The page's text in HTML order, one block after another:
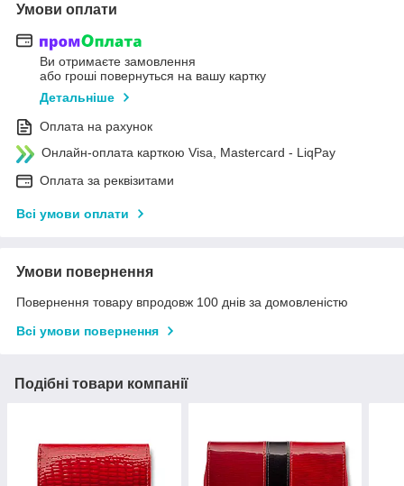
Умови оплати
Ви отримаєте замовлення
або гроші повернуться на вашу картку
Детальніше
Оплата на рахунок
Онлайн-оплата карткою Visa, Mastercard - LiqPay
Оплата за реквізитами
Всі умови оплати
Умови повернення
Повернення товару впродовж 100 днів за домовленістю
Всі умови повернення
Подібні товари компанії